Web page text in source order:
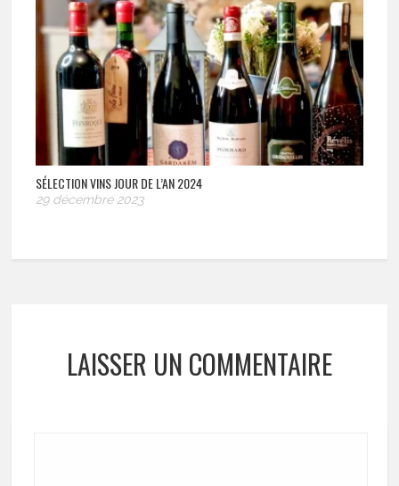
SÉLECTION VINS JOUR DE L’AN 2024
29 décembre 2023
LAISSER UN COMMENTAIRE